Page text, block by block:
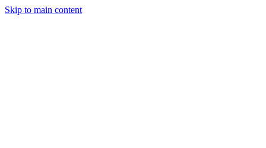
Skip to main content